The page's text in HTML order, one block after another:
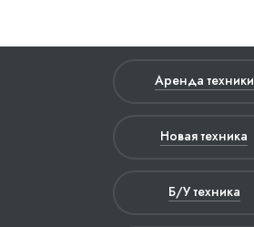
Аренда техники
Новая техника
Б/У техника